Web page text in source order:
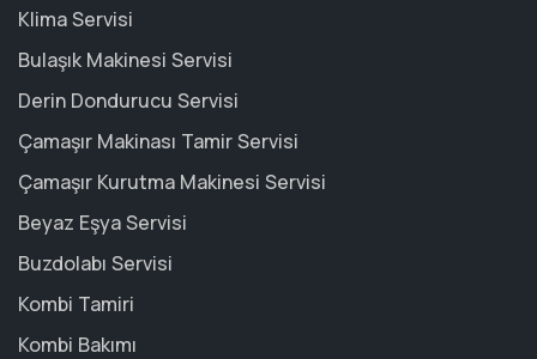
Klima Servisi
Bulaşık Makinesi Servisi
Derin Dondurucu Servisi
Çamaşır Makinası Tamir Servisi
Çamaşır Kurutma Makinesi Servisi
Beyaz Eşya Servisi
Buzdolabı Servisi
Kombi Tamiri
Kombi Bakımı